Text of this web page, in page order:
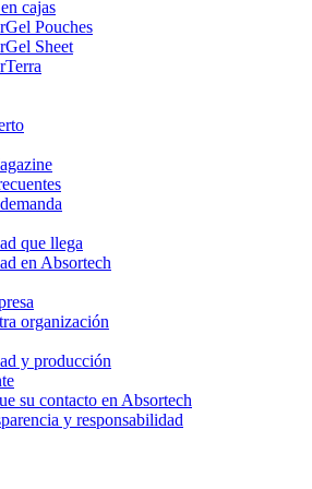
cajas
Pouches
Sheet
que llega
en Absortech
organización
y producción
su contacto en Absortech
y responsabilidad